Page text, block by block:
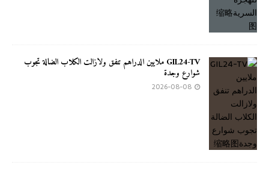
GIL24-TV ملايين الدراهم تنفق ولازالت الكلاب الضالة تجوب
شوارع وجدة
2026-08-08